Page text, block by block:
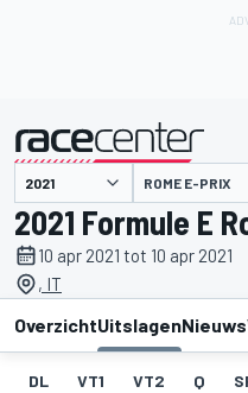
gepresenteerd door ROME E-PRIX
2021 Formule E
10 apr 2021 tot 10 apr 2021
, IT
OverzichtUitslagenNieuws
DL VT1 VT2 Q